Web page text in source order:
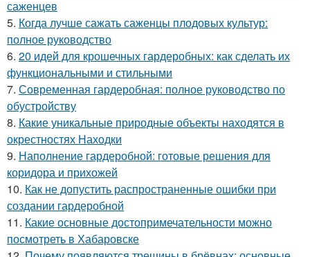
саженцев
5. Когда лучше сажать саженцы плодовых культур:
полное руководство
6. 20 идей для крошечных гардеробных: как сделать их
функциональными и стильными
7. Современная гардеробная: полное руководство по
обустройству
8. Какие уникальные природные объекты находятся в
окрестностях Находки
9. Наполнение гардеробной: готовые решения для
коридора и прихожей
10. Как не допустить распространенные ошибки при
создании гардеробной
11. Какие основные достопримечательности можно
посмотреть в Хабаровске